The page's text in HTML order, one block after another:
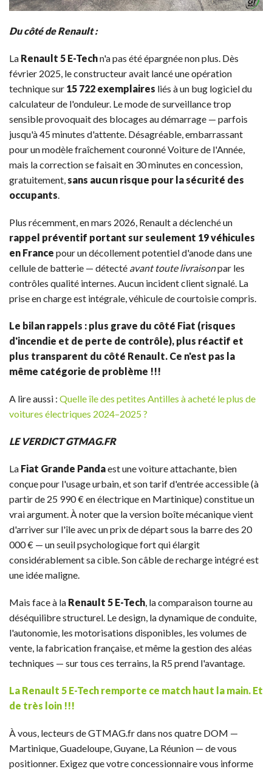
Du côté de Renault :
La Renault 5 E-Techn'a pas été épargnée non plus. Dès
février 2025, le constructeur avait lancé une opération
technique sur 15 722 exemplaires liés à un bug logiciel du
calculateur de l'onduleur. Le mode de surveillance trop
sensible provoquait des blocages au démarrage — parfois
jusqu'à 45 minutes d'attente. Désagréable, embarrassant
pour un modèle fraîchement couronné Voiture de l'Année,
mais la correction se faisait en 30 minutes en concession,
gratuitement, sans aucun risque pour la sécurité des
occupants.
Plus récemment, en mars 2026, Renault a déclenché un
rappel préventif portant sur seulement 19 véhicules
en France pour un décollement potentiel d'anode dans une
cellule de batterie — détecté avant toute livraisonpar les
contrôles qualité internes. Aucun incident client signalé. La
prise en charge est intégrale, véhicule de courtoisie compris.
Le bilan rappels : plus grave du côté Fiat (risques
d'incendie et de perte de contrôle), plus réactif et
plus transparent du côté Renault. Ce n'est pas la
même catégorie de problème !!!
A lire aussi : Quelle île des petites Antilles à acheté le plus de
voitures électriques 2024–2025 ?
LE VERDICT GTMAG.FR
La Fiat Grande Pandaest une voiture attachante, bien
conçue pour l'usage urbain, et son tarif d'entrée accessible (à
partir de 25 990 € en électrique en Martinique) constitue un
vrai argument. À noter que la version boîte mécanique vient
d'arriver sur l'île avec un prix de départ sous la barre des 20
000 € — un seuil psychologique fort qui élargit
considérablement sa cible. Son câble de recharge intégré est
une idée maligne.
Mais face à la Renault 5 E-Tech, la comparaison tourne au
déséquilibre structurel. Le design, la dynamique de conduite,
l'autonomie, les motorisations disponibles, les volumes de
vente, la fabrication française, et même la gestion des aléas
techniques — sur tous ces terrains, la R5 prend l'avantage.
La Renault 5 E-Tech remporte ce match haut la main. Et
de très loin !!!
À vous, lecteurs de GTMAG.fr dans nos quatre DOM —
Martinique, Guadeloupe, Guyane, La Réunion — de vous
positionner. Exigez que votre concessionnaire vous informe